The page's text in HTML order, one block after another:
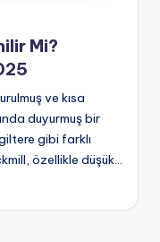
Mi?
ve kısa
duyurmuş bir
gibi farklı
özellikle düşük…